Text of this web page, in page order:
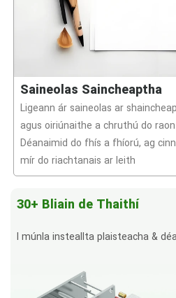
Saineolas Saincheaptha
Ligeann ár saineolas ar
agus oiriúnaithe a chruthú do
Déanaimid do fhís a fhíorú, ag
mír do riachtanais ar leith
30+ Bliain de Thaithí
I múnla insteallta plaisteacha &